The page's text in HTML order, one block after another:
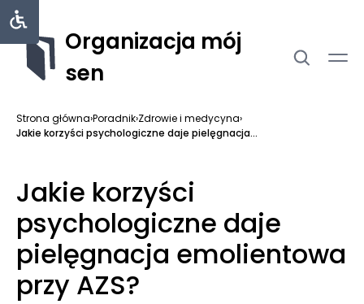
Organizacja mój
sen
Strona główna›Poradnik›Zdrowie i medycyna›
Jakie korzyści psychologiczne daje pielęgnacja...
Jakie korzyści
psychologiczne daje
pielęgnacja emolientowa
przy AZS?